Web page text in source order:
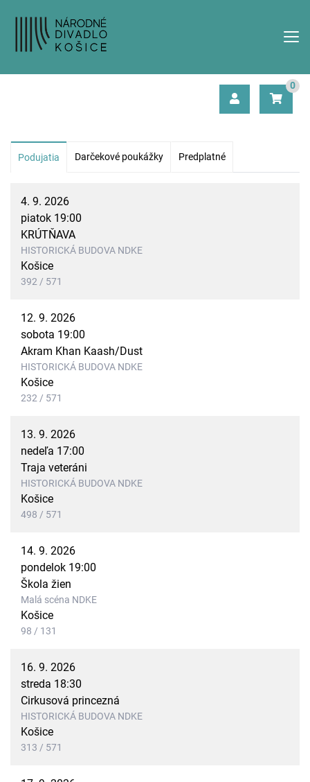
0
Podujatia Darčekové poukážky Predplatné
4. 9. 2026
piatok 19:00
KRÚTŇAVA
HISTORICKÁ BUDOVA NDKE
Košice
392 / 571
12. 9. 2026
sobota 19:00
Akram Khan Kaash/Dust
HISTORICKÁ BUDOVA NDKE
Košice
232 / 571
13. 9. 2026
nedeľa 17:00
Traja veteráni
HISTORICKÁ BUDOVA NDKE
Košice
498 / 571
14. 9. 2026
pondelok 19:00
Škola žien
Malá scéna NDKE
Košice
98 / 131
16. 9. 2026
streda 18:30
Cirkusová princezná
HISTORICKÁ BUDOVA NDKE
Košice
313 / 571